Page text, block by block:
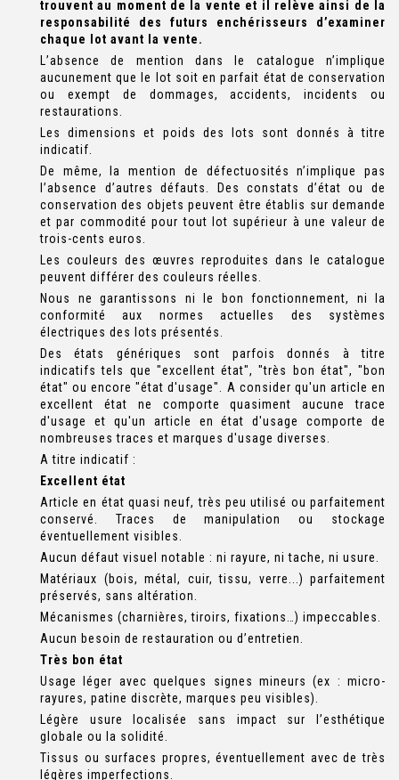
trouvent au moment de la vente et il relève ainsi de la
responsabilité des futurs enchérisseurs d’examiner
chaque lot avant la vente.
L’absence de mention dans le catalogue n’implique
aucunement que le lot soit en parfait état de conservation
ou exempt de dommages, accidents, incidents ou
restaurations.
Les dimensions et poids des lots sont donnés à titre
indicatif.
De même, la mention de défectuosités n’implique pas
l’absence d’autres défauts. Des constats d’état ou de
conservation des objets peuvent être établis sur demande
et par commodité pour tout lot supérieur à une valeur de
trois-cents euros.
Les couleurs des œuvres reproduites dans le catalogue
peuvent différer des couleurs réelles.
Nous ne garantissons ni le bon fonctionnement, ni la
conformité aux normes actuelles des systèmes
électriques des lots présentés.
Des états génériques sont parfois donnés à titre
indicatifs tels que "excellent état", "très bon état", "bon
état" ou encore "état d'usage". A consider qu'un article en
excellent état ne comporte quasiment aucune trace
d'usage et qu'un article en état d'usage comporte de
nombreuses traces et marques d'usage diverses.
A titre indicatif :
Excellent état
Article en état quasi neuf, très peu utilisé ou parfaitement
conservé. Traces de manipulation ou stockage
éventuellement visibles.
Aucun défaut visuel notable : ni rayure, ni tache, ni usure.
Matériaux (bois, métal, cuir, tissu, verre...) parfaitement
préservés, sans altération.
Mécanismes (charnières, tiroirs, fixations…) impeccables.
Aucun besoin de restauration ou d’entretien.
Très bon état
Usage léger avec quelques signes mineurs (ex : micro-
rayures, patine discrète, marques peu visibles).
Légère usure localisée sans impact sur l’esthétique
globale ou la solidité.
Tissus ou surfaces propres, éventuellement avec de très
légères imperfections.